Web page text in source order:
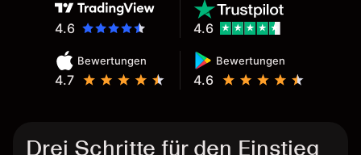
4.6
Bewertungen
4.7
Bewertungen
4.6
4.6
Drei Schritte für den Einstieg